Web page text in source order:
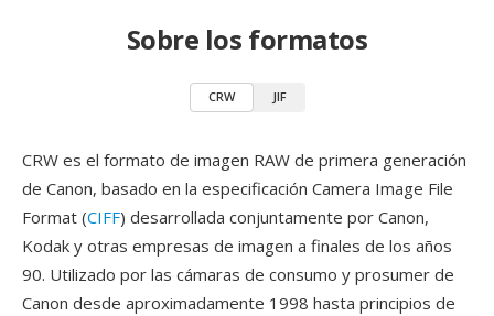
Sobre los formatos
CRW JIF
CRW es el formato de imagen RAW de primera generación
de Canon, basado en la especificación Camera Image File
Format (CIFF) desarrollada conjuntamente por Canon,
Kodak y otras empresas de imagen a finales de los años
90. Utilizado por las cámaras de consumo y prosumer de
Canon desde aproximadamente 1998 hasta principios de